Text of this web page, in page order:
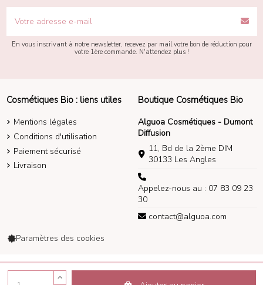
En vous inscrivant à notre newsletter, recevez par mail votre bon de réduction pour
votre 1ère commande. N'attendez plus !
Cosmétiques Bio : liens utiles
Mentions légales
Conditions d'utilisation
Paiement sécurisé
Livraison
Boutique Cosmétiques Bio
Alguoa Cosmétiques - Dumont
Diffusion
11, Bd de la 2ème DIM
30133 Les Angles
Appelez-nous au : 07 83 09 23
30
contact@alguoa.com
Paramètres des cookies
Alguoa Cosmétiques 2014-2026